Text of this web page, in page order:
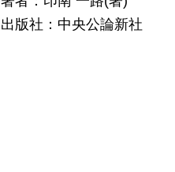
出版社：中央公論新社